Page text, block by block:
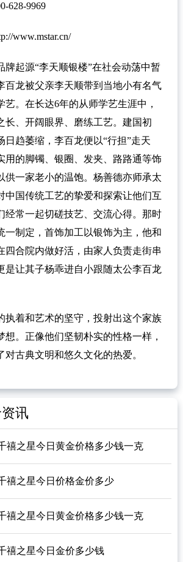
628-9969
www.mstar.cn/
牌起源“李天顺银楼”在社会动荡中暂
百龙被父亲李天顺带到当地小有名气
艺。在长达6年的从师学艺生涯中，
长、开阔眼界、磨练工艺。建国初
日趋萎缩，李百龙便以“行担”走天
用的脚镯、银圈、发夹、路路通等饰
供一家老小的温饱。杨善德亦师承太
中国传统工艺的挚爱和探索让他们互
经常一起切磋技艺、交流心得。那时
一制定，首饰加工以银饰为主，他和
四合院内做好活，由家人负责走街串
是让其子杨乖进自小跟随太公李百龙
执着和艺术的坚守，投射出这个家族
想。正像他们坚韧朴实的性格一样，
对古典文明和悠久文化的热爱。
讯
禧之星今日黄金价格多少钱一克
禧之星今日价格金价多少
禧之星今日黄金价格多少钱一克
禧之星今日金价多少钱